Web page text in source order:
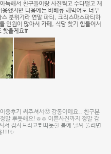
늑해서 친구들이랑 사진찍고 수다떨고 재
했지만 다음에는 바베큐 해먹어도 너무
분위기라 연말 파티, 크리스마스파티하
인원이 많아서 카페, 식당 찾기 힘들어서
찾을게요❣️
용후기 써주셔서🥹 감동이에요.. 친구분
말 뿌듯해요!ㅎㅎ 이쁜사진까지 정말 감
서 감사드리고❣️ 따듯한 봄에 날씨 풀리면
!!!✨️